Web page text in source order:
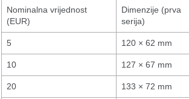
Nominalna vrijednost
(EUR)
Dimenzije (prva
serija)
5 120 × 62 mm
10 127 × 67 mm
20 133 × 72 mm